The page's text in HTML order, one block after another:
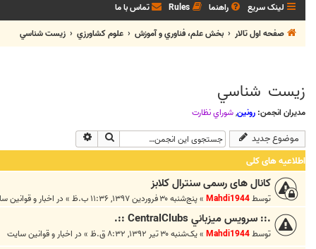
لینک سریع راهنما Rules تماس با ما
صفحه اول تالار
بخش علم، فناوري و آموزش علوم کشاورزي زيست شناسي
زيست شناسي
مدیران انجمن: رونین,شوراي نظارت
موضوع جدید جستجو
اطلاعیه های کلی
کانال های رسمی سنترال کلابز
توسطMahdi1944
»پنج‌شنبه ۳۰ فروردین ۱۳۹۷, ۱۱:۳۶ ب.ظ » در اخبار و قوانين
.:: سرويس ميزباني CentralClubs ::.
توسطMahdi1944
»یک‌شنبه ۳۰ تیر ۱۳۹۲, ۸:۳۲ ق.ظ » در اخبار و قوانين سايت